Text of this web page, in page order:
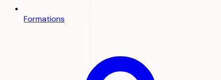
Formations